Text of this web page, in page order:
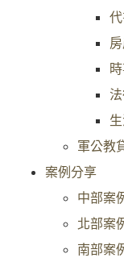
軍公教
案例分享
中部案
北部案
南部案